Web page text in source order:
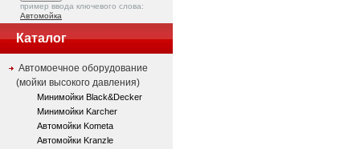
пример ввода ключевого слова:
Автомойка
Каталог
Автомоечное оборудование
(мойки высокого давления)
Минимойки Black&Decker
Минимойки Karcher
Автомойки Kometa
Автомойки Kranzle